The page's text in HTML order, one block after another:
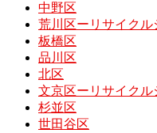
中野区
荒川区ーリサイク
板橋区
品川区
北区
文京区ーリサイク
杉並区
世田谷区